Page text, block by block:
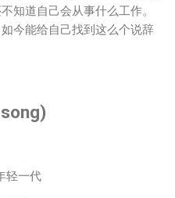
知道自己会从事什么工作。
今能给自己找到这么个说辞
轻一代